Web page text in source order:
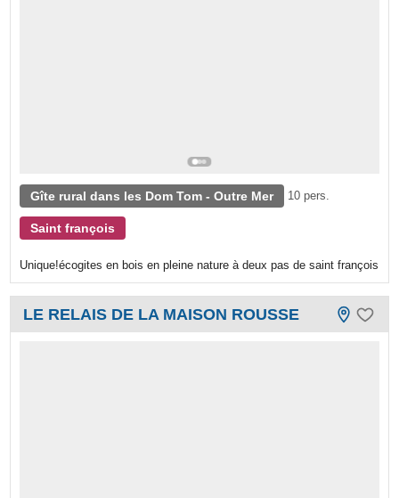
Gîte rural dans les Dom Tom - Outre Mer 10 pers.
Saint françois
Unique!écogites en bois en pleine nature à deux pas de saint françois
LE RELAIS DE LA MAISON ROUSSE